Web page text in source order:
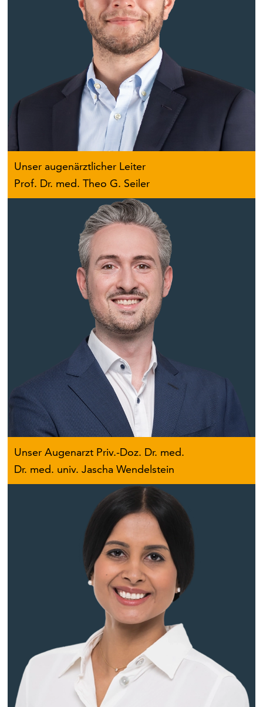
Unser augenärztlicher Leiter
Prof. Dr. med. Theo G. Seiler
Unser Augenarzt Priv.-Doz. Dr. med.
Dr. med. univ. Jascha Wendelstein